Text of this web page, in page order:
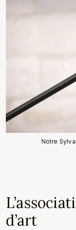
Notre
d’art